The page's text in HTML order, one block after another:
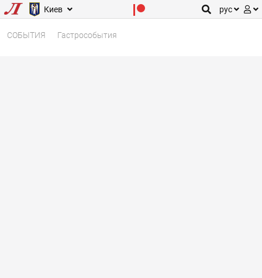
Киев рус
СОБЫТИЯ Гастрособытия